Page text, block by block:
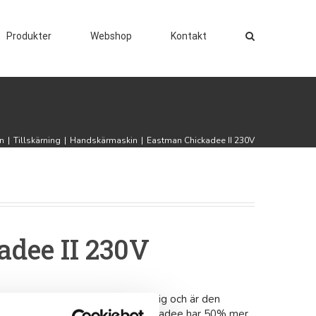
Produkter Webshop Kontakt
| Tillskärning | Handskärmaskin | Eastman Chickadee II 230V
II 230V
saxen som finns tillgänglig och är den